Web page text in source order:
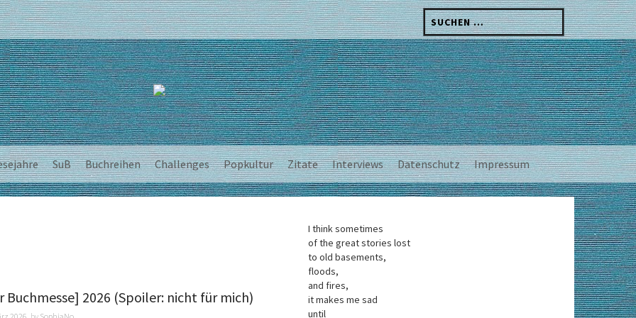
Suchen
nach:
SuB Buchreihen Challenges Popkultur Zitate Interviews Datenschutz Impressum
Buchmesse] 2026 (Spoiler: nicht für mich)
I think sometimes
of the great stories lost
to old basements,
floods,
and fires,
it makes me sad
until